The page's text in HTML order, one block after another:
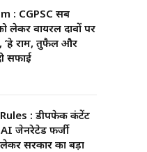
: CGPSC सब
लेकर वायरल दावों पर
‘हे राम, तुफैल और
सफाई
: डीपफेक कंटेंट
जेनरेटेड फर्जी
लेकर सरकार का बड़ा